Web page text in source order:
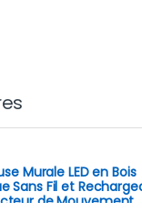
Murale LED en Bois
Sans Fil et
de Mouvement